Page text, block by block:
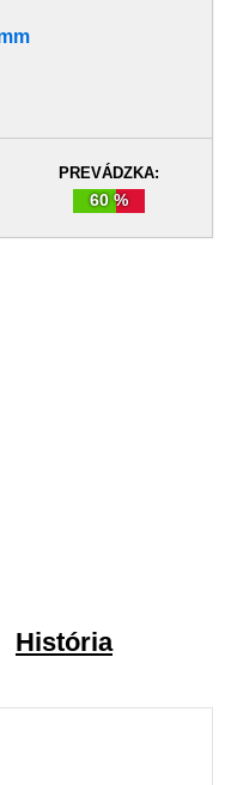
PREVÁDZKA:
60 %
História